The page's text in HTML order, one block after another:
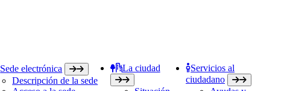
Sede electrónica
Descripción de la sede
La ciudad
Servicios al
ciudadano